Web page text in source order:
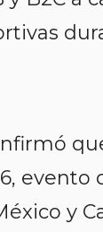
y